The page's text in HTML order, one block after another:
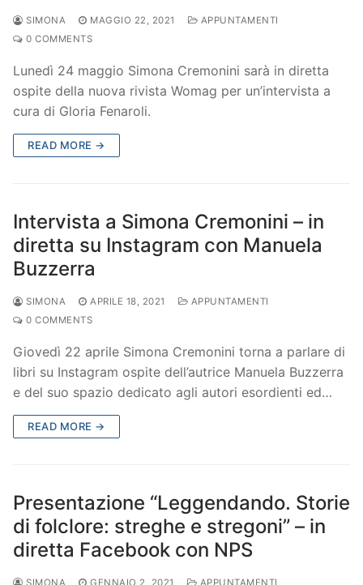
SIMONA MAGGIO 22, 2021
APPUNTAMENTI
0 COMMENTS
Lunedì 24 maggio Simona Cremonini sarà in diretta
ospite della nuova rivista Womag per un’intervista a
cura di Gloria Fenaroli.
READ MORE →
Intervista a Simona Cremonini – in
diretta su Instagram con Manuela
Buzzerra
SIMONA APRILE 18, 2021
APPUNTAMENTI
0 COMMENTS
Giovedì 22 aprile Simona Cremonini torna a parlare di
libri su Instagram ospite dell’autrice Manuela Buzzerra
e del suo spazio dedicato agli autori esordienti ed…
READ MORE →
Presentazione “Leggendando. Storie
di folclore: streghe e stregoni” – in
diretta Facebook con NPS
SIMONA GENNAIO 2, 2021 APPUNTAMENTI